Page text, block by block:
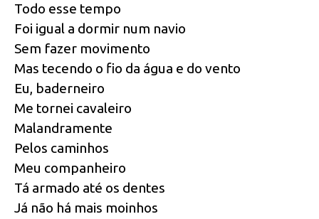
Todo esse tempo
Foi igual a dormir num navio
Sem fazer movimento
Mas tecendo o fio da água e do vento
Eu, baderneiro
Me tornei cavaleiro
Malandramente
Pelos caminhos
Meu companheiro
Tá armado até os dentes
Já não há mais moinhos